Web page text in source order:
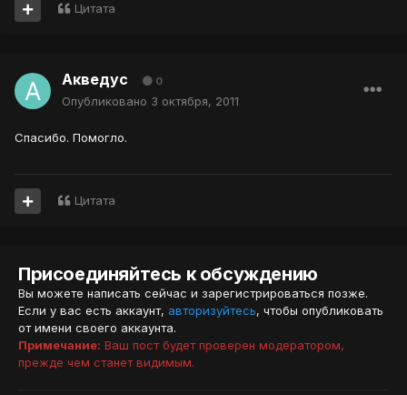
Цитата
Акведус 0
Опубликовано 3 октября, 2011
Спасибо. Помогло.
Цитата
Присоединяйтесь к обсуждению
Вы можете написать сейчас и зарегистрироваться позже.
Если у вас есть аккаунт, авторизуйтесь, чтобы опубликовать
от имени своего аккаунта.
Примечание: Ваш пост будет проверен модератором,
прежде чем станет видимым.